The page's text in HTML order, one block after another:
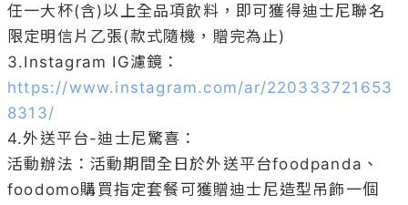
任一大杯(含)以上全品項飲料，即可獲得迪士尼聯名
限定明信片乙張(款式隨機，贈完為止)
https://www.instagram.com/ar/220333721653
8313/
4.外送平台-迪士尼驚喜：
活動辦法：活動期間全日於外送平台foodpanda、
foodomo購買指定套餐可獲贈迪士尼造型吊飾一個